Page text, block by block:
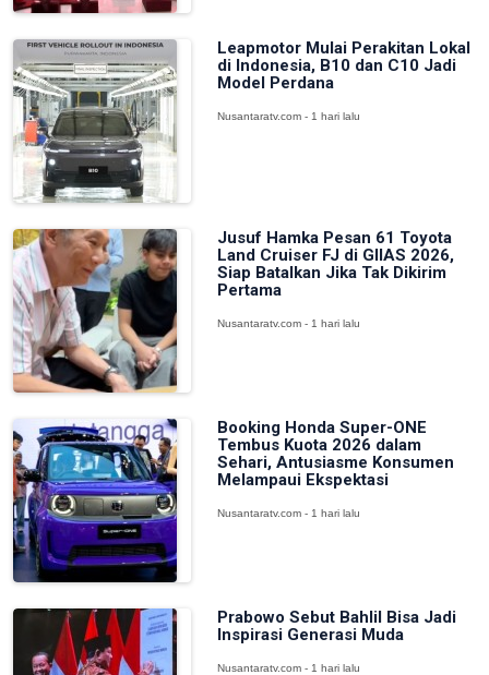
Leapmotor Mulai Perakitan Lokal
di Indonesia, B10 dan C10 Jadi
Model Perdana
Nusantaratv.com - 1 hari lalu
Jusuf Hamka Pesan 61 Toyota
Land Cruiser FJ di GIIAS 2026,
Siap Batalkan Jika Tak Dikirim
Pertama
Nusantaratv.com - 1 hari lalu
Booking Honda Super-ONE
Tembus Kuota 2026 dalam
Sehari, Antusiasme Konsumen
Melampaui Ekspektasi
Nusantaratv.com - 1 hari lalu
Prabowo Sebut Bahlil Bisa Jadi
Inspirasi Generasi Muda
Nusantaratv.com - 1 hari lalu